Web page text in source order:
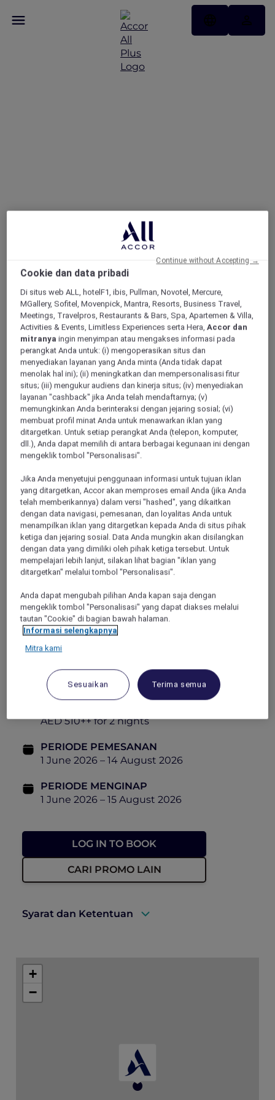
ALL Accor+ Explorer
Grand Mercure Dubai City
Explorer Members Enjoy an
Exclusive Suite Upgrade with
Daily Breakfast Plus 20% Off
at the Spa
experience the city’s authentic charm from a
welcoming 5-star setting. Located just
minutes from the airport, we offer easy access
to the historic souks and the Dubai Frame, as
well as world-class shopping at Dubai Mall,
Dubai Festival City, and Deira City Centre.
2 adults can stay from AED 510++ and enjoy:
(Guaranteed upgrade from Deluxe Suite)
Full 24-hour stay with flexible check-in and
check-out
Daily breakfast for two
AED 510++ for 2 nights
PERIODE PEMESANAN
1 June 2026 – 14 August 2026
PERIODE MENGINAP
1 June 2026 – 15 August 2026
LOG IN TO BOOK
CARI PROMO LAIN
Syarat dan Ketentuan
Valid for new bookings made between 01
June and 14 August 2026.
+
−
Cookie dan data pribadi
Di situs web ALL, hotelF1, ibis, Pullman, Novotel, Mercure,
MGallery, Sofitel, Movenpick, Mantra, Resorts, Business Travel,
Meetings, Travelpros, Restaurants & Bars, Spa, Apartemen & Villa,
Activities & Events, Limitless Experiences serta Hera,Accor dan
mitranya ingin menyimpan atau mengakses informasi pada
perangkat Anda untuk: (i) mengoperasikan situs dan
menyediakan layanan yang Anda minta (Anda tidak dapat
menolak hal ini); (ii) meningkatkan dan mempersonalisasi fitur
situs; (iii) mengukur audiens dan kinerja situs; (iv) menyediakan
layanan "cashback" jika Anda telah mendaftarnya; (v)
memungkinkan Anda berinteraksi dengan jejaring sosial; (vi)
membuat profil minat Anda untuk menawarkan iklan yang
ditargetkan. Untuk setiap perangkat Anda (telepon, komputer,
dll.), Anda dapat memilih di antara berbagai kegunaan ini dengan
mengeklik tombol "Personalisasi".
Jika Anda menyetujui penggunaan informasi untuk tujuan iklan
yang ditargetkan, Accor akan memproses email Anda (jika Anda
telah memberikannya) dalam versi "hashed", yang dikaitkan
dengan data navigasi, pemesanan, dan loyalitas Anda untuk
menampilkan iklan yang ditargetkan kepada Anda di situs pihak
ketiga dan jejaring sosial. Data Anda mungkin akan disilangkan
dengan data yang dimiliki oleh pihak ketiga tersebut. Untuk
mempelajari lebih lanjut, silakan lihat bagian "iklan yang
ditargetkan" melalui tombol "Personalisasi".
Anda dapat mengubah pilihan Anda kapan saja dengan
mengeklik tombol "Personalisasi" yang dapat diakses melalui
tautan "Cookie" di bagian bawah halaman.
Informasi selengkapnya
Mitra kami
Sesuaikan Terima semua
Continue without Accepting →